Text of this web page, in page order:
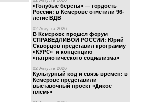
«Голубые береты» — гордость
России: в Кемерове отметили 96-
летие ВДВ
02 Августа 2026
В Кемерове прошел форум
СПРАВЕДЛИВОЙ РОССИИ: Юрий
Скворцов представил программу
«КУРС» и концепцию
«патриотического социализма»
02 Августа 2026
Культурный код и связь времен: в
Кемерове представили
выставочный проект «Дикое
племя»